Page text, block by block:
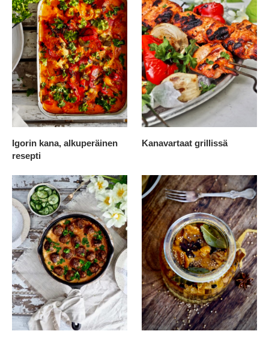
Igorin kana, alkuperäinen
resepti
Kanavartaat grillissä